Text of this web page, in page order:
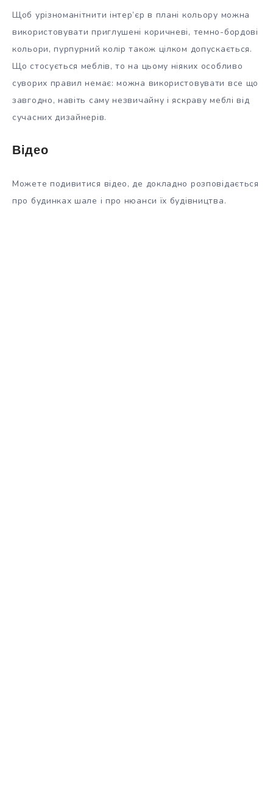
Щоб урізноманітнити інтер’єр в плані кольору можна
використовувати приглушені коричневі, темно-бордові
кольори, пурпурний колір також цілком допускається.
Що стосується меблів, то на цьому ніяких особливо
суворих правил немає: можна використовувати все що
завгодно, навіть саму незвичайну і яскраву меблі від
сучасних дизайнерів.
Відео
Можете подивитися відео, де докладно розповідається
про будинках шале і про нюанси їх будівництва.